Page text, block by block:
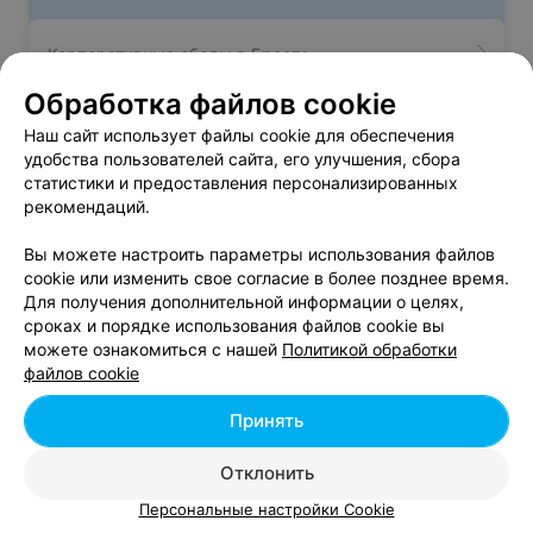
Корпоративные обеды в Бресте
Необычные места на Новый год в Бресте
Кафе со шведским столом в Бресте
Добавить компанию
Добавить специалиста
Обработка файлов cookie
Наш сайт использует файлы cookie для обеспечения
удобства пользователей сайта, его улучшения, сбора
статистики и предоставления персонализированных
рекомендаций.
Вы можете настроить параметры использования файлов
cookie или изменить свое согласие в более позднее время.
Для получения дополнительной информации о целях,
сроках и порядке использования файлов cookie вы
можете ознакомиться с нашей Политикой обработки
файлов cookie
Отклонить
Принять
Персональные настройки Cookie